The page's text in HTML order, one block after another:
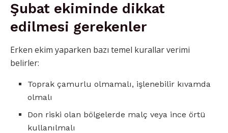
Şubat ekiminde dikkat
edilmesi gerekenler
Erken ekim yaparken bazı temel kurallar verimi
belirler:
Toprak çamurlu olmamalı, işlenebilir kıvamda
olmalı
Don riski olan bölgelerde malç veya ince örtü
kullanılmalı